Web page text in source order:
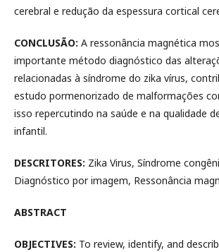
cerebral e redução da espessura cortical
CONCLUSÃO: A ressonância magnética
importante método diagnóstico das
relacionadas à síndrome do zika vírus,
estudo pormenorizado de malformações
isso repercutindo na saúde e na qualidade
infantil.
DESCRITORES: Zika Virus, Síndrome
Diagnóstico por imagem, Ressonância
ABSTRACT
OBJECTIVES: To review, identify, and